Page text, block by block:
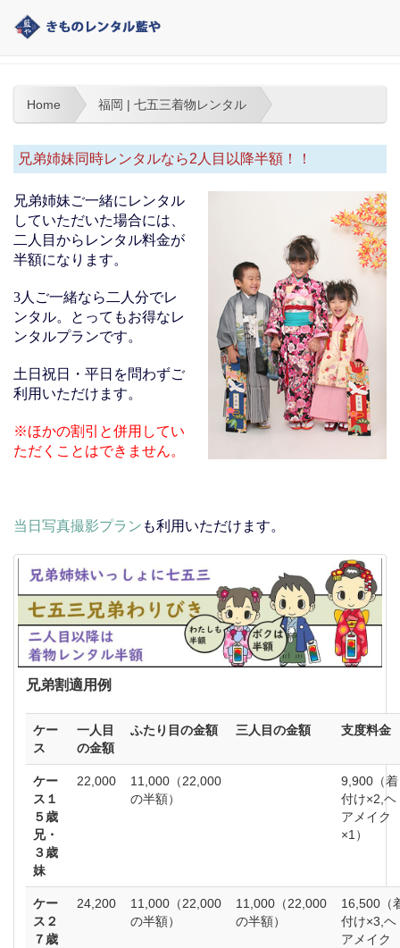
福岡 | 七五三着物レンタル
Home 福岡 | 七五三着物レンタル
兄弟姉妹同時レンタルなら2人目以降半額！！
兄弟姉妹ご一緒にレンタル
していただいた場合には、
二人目からレンタル料金が
半額になります。
3人ご一緒なら二人分でレ
ンタル。とってもお得なレ
ンタルプランです。
土日祝日・平日を問わずご
利用いただけます。
※ほかの割引と併用してい
ただくことはできません。
当日写真撮影プラン も利用いただけます。
兄弟割適用例
ケー
ス
一人目
の金額
ふたり目の金額 三人目の金額 支度料金
ケー
ス１
５歳
兄・
３歳
妹
22,000
11,000（22,000
の半額）
9,900（着
付け×2,ヘ
アメイク
×1）
ケー
ス２
７歳
24,200
11,000（22,000
の半額）
11,000（22,000
の半額）
16,500（
付け×3,ヘ
アメイク